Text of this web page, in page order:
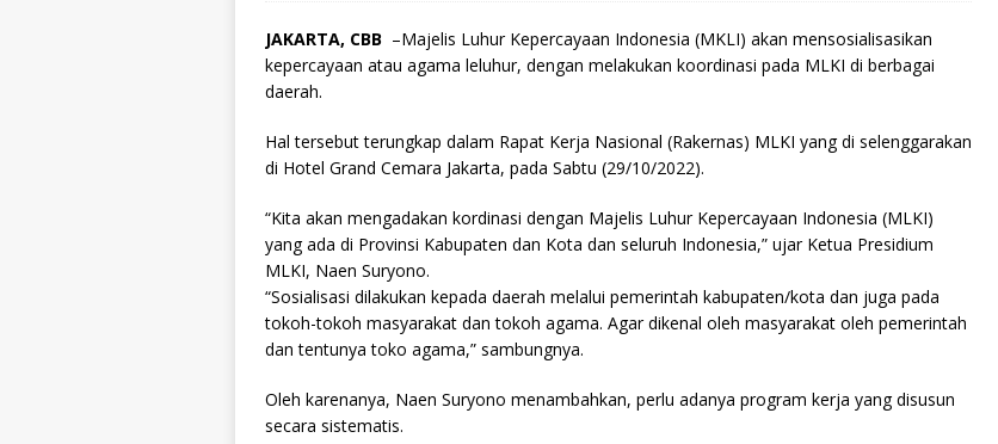
JAKARTA, CBB –Majelis Luhur Kepercayaan Indonesia (MKLI) akan mensosialisasikan
kepercayaan atau agama leluhur, dengan melakukan koordinasi pada MLKI di berbagai
daerah.
Hal tersebut terungkap dalam Rapat Kerja Nasional (Rakernas) MLKI yang di selenggarakan
di Hotel Grand Cemara Jakarta, pada Sabtu (29/10/2022).
“Kita akan mengadakan kordinasi dengan Majelis Luhur Kepercayaan Indonesia (MLKI)
yang ada di Provinsi Kabupaten dan Kota dan seluruh Indonesia,” ujar Ketua Presidium
MLKI, Naen Suryono.
“Sosialisasi dilakukan kepada daerah melalui pemerintah kabupaten/kota dan juga pada
tokoh-tokoh masyarakat dan tokoh agama. Agar dikenal oleh masyarakat oleh pemerintah
dan tentunya toko agama,” sambungnya.
Oleh karenanya, Naen Suryono menambahkan, perlu adanya program kerja yang disusun
secara sistematis.